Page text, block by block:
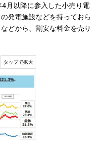
月以降に参入した小売り電
発電施設などを持っておら
どから、割安な料金を売り